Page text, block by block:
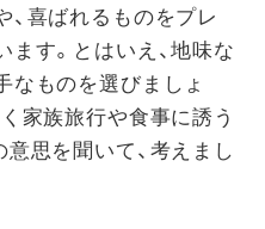
喜ばれるものをプレ
す。とはいえ、地味な
なものを選びましょ
家族旅行や食事に誘う
思を聞いて、考えまし